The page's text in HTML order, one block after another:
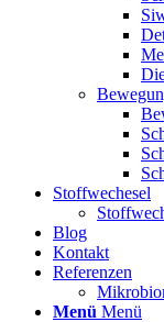
Stoffwechesel
Blog
Kontakt
Referenzen
Menü Menü